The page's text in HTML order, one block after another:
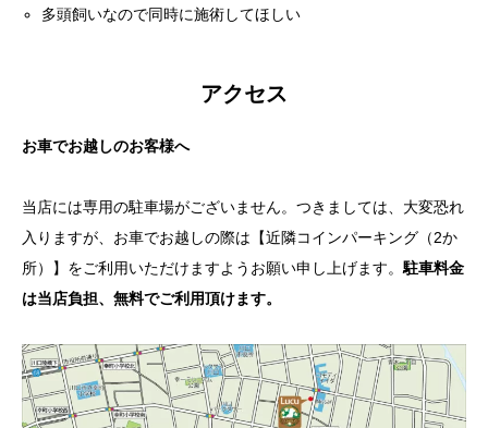
多頭飼いなので同時に施術してほしい
アクセス
お車でお越しのお客様へ
当店には専用の駐車場がございません。つきましては、大変恐れ
入りますが、お車でお越しの際は【近隣コインパーキング（2か
所）】をご利用いただけますようお願い申し上げます。 駐車料金
は当店負担、無料でご利用頂けます。